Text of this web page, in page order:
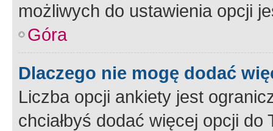
możliwych do ustawienia opcji
Góra
Dlaczego nie mogę dodać
Liczba opcji ankiety jest
chciałbyś dodać więcej opcji